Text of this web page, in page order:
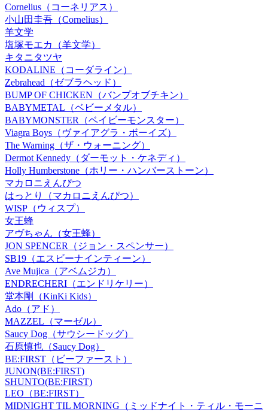
Cornelius（コーネリアス）
小山田圭吾（Cornelius）
羊文学
塩塚モエカ（羊文学）
キタニタツヤ
KODALINE（コーダライン）
Zebrahead（ゼブラヘッド）
BUMP OF CHICKEN（バンプオブチキン）
BABYMETAL（ベビーメタル）
BABYMONSTER（ベイビーモンスター）
Viagra Boys（ヴァイアグラ・ボーイズ）
The Warning（ザ・ウォーニング）
Dermot Kennedy（ダーモット・ケネディ）
Holly Humberstone（ホリー・ハンバーストーン）
マカロニえんぴつ
はっとり（マカロニえんぴつ）
WISP（ウィスプ）
女王蜂
アヴちゃん（女王蜂）
JON SPENCER（ジョン・スペンサー）
SB19（エスビーナインティーン）
Ave Mujica（アベムジカ）
ENDRECHERI（エンドリケリー）
堂本剛（KinKi Kids）
Ado（アド）
MAZZEL（マーゼル）
Saucy Dog（サウシードッグ）
石原慎也（Saucy Dog）
BE:FIRST（ビーファースト）
JUNON(BE:FIRST)
SHUNTO(BE:FIRST)
LEO（BE:FIRST）
MIDNIGHT TIL MORNING（ミッドナイト・ティル・モーニ